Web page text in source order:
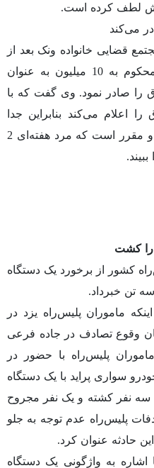
لطف کرده است.
می‌کند
مطلبی رئیس شعبه 269 مجتمع قضایی خانواده ونک بعد از
حرف‌های زن میانسال، مرد را محکوم به 10 میلیون به عنوان
را صادر نمود. وی گفت که با
اعلام می‌کند بنابراین جدا
شدن زن از مرد قابل درک است و مقرر است که مرد هفته‌ای 2
را کشت
کشور از برخورد یک دستگاه
تن خبرداد.
ماموران پلیس‌راه یزد در
در جریان وقوع تصادف در جاده فرعی
پلیس‌راه با حضور در
سواری پراید با یک دستگاه
سه نفر کشته و یک نفر مجروح
پلیس‌راه عدم توجه به جلو
حادثه عنوان کرد.
به واژگونی یک دستگاه